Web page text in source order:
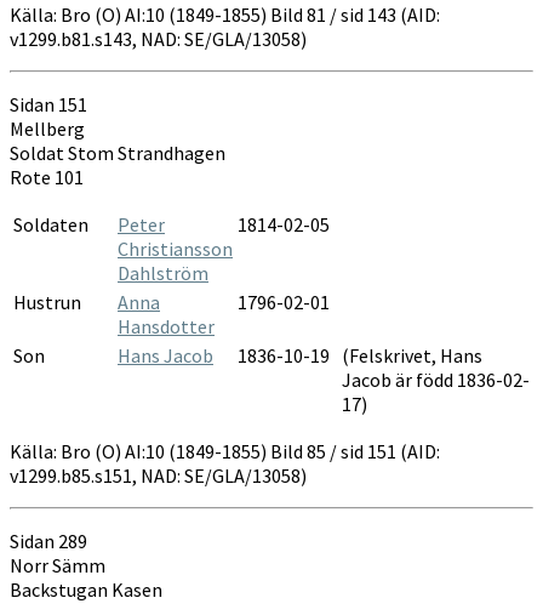
Källa: Bro (O) AI:10 (1849-1855) Bild 81 / sid 143 (AID:
v1299.b81.s143, NAD: SE/GLA/13058)
Sidan 151
Mellberg
Soldat Stom Strandhagen
Rote 101
Soldaten
Peter
Christiansson
Dahlström
1814-02-05
Hustrun
Anna
Hansdotter
1796-02-01
Son Hans Jacob 1836-10-19 (Felskrivet, Hans
Jacob är född 1836-02-
17)
Källa: Bro (O) AI:10 (1849-1855) Bild 85 / sid 151 (AID:
v1299.b85.s151, NAD: SE/GLA/13058)
Sidan 289
Norr Sämm
Backstugan Kasen